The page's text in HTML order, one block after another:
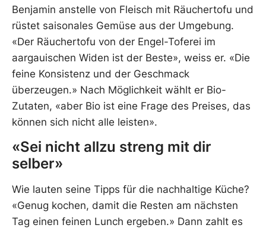
Benjamin anstelle von Fleisch mit Räuchertofu und
rüstet saisonales Gemüse aus der Umgebung.
«Der Räuchertofu von der Engel-Toferei im
aargauischen Widen ist der Beste», weiss er. «Die
feine Konsistenz und der Geschmack
überzeugen.» Nach Möglichkeit wählt er Bio-
Zutaten, «aber Bio ist eine Frage des Preises, das
können sich nicht alle leisten».
«Sei nicht allzu streng mit dir
selber»
Wie lauten seine Tipps für die nachhaltige Küche?
«Genug kochen, damit die Resten am nächsten
Tag einen feinen Lunch ergeben.» Dann zahlt es